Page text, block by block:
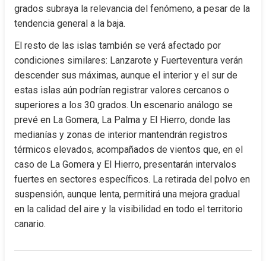
grados subraya la relevancia del fenómeno, a pesar de la
tendencia general a la baja.
El resto de las islas también se verá afectado por
condiciones similares: Lanzarote y Fuerteventura verán
descender sus máximas, aunque el interior y el sur de
estas islas aún podrían registrar valores cercanos o
superiores a los 30 grados. Un escenario análogo se
prevé en La Gomera, La Palma y El Hierro, donde las
medianías y zonas de interior mantendrán registros
térmicos elevados, acompañados de vientos que, en el
caso de La Gomera y El Hierro, presentarán intervalos
fuertes en sectores específicos. La retirada del polvo en
suspensión, aunque lenta, permitirá una mejora gradual
en la calidad del aire y la visibilidad en todo el territorio
canario.